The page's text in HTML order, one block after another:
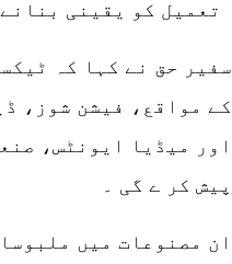
سفیر حق نے کہا کہ
کے مواقع، فیشن شوز،
اور میڈیا ایونٹس،
پیش کر ے گی ۔
ان مصنوعات میں